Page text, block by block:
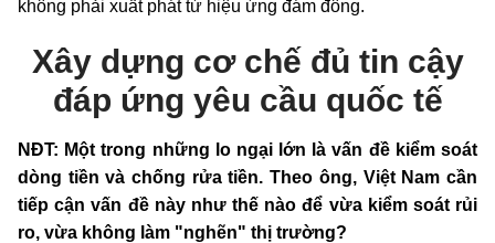
không phải xuất phát từ hiệu ứng đám đông.
Xây dựng cơ chế đủ tin cậy
đáp ứng yêu cầu quốc tế
NĐT: Một trong những lo ngại lớn là vấn đề kiểm soát
dòng tiền và chống rửa tiền. Theo ông, Việt Nam cần
tiếp cận vấn đề này như thế nào để vừa kiểm soát rủi
ro, vừa không làm "nghẽn" thị trường?